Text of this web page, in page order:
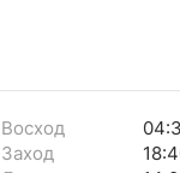
Восход
Заход